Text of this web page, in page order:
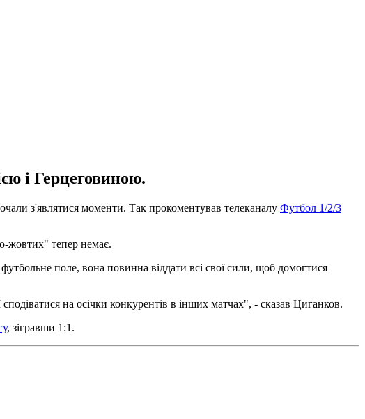
і Герцеговиною.
з'являтися моменти. Так прокоментував телеканалу Футбол 1/2/3
жовтих" тепер немає.
поле, вона повинна віддати всі свої сили, щоб домогтися
на осічки конкурентів в інших матчах", - сказав Циганков.
, зігравши 1:1.